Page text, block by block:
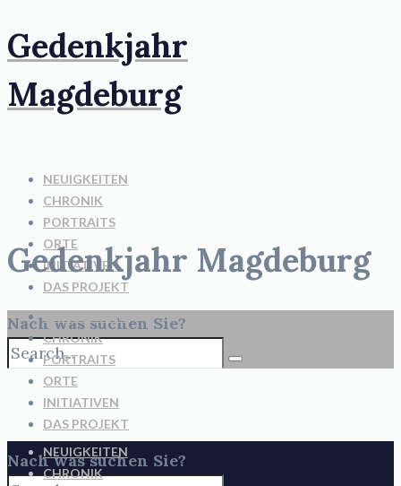
Gedenkjahr
Magdeburg
NEUIGKEITEN
CHRONIK
PORTRAITS
ORTE
INITIATIVEN
DAS PROJEKT
Nach was suchen Sie?
Gedenkjahr Magdeburg
NEUIGKEITEN
CHRONIK
PORTRAITS
ORTE
INITIATIVEN
DAS PROJEKT
Nach was suchen Sie?
NEUIGKEITEN
CHRONIK